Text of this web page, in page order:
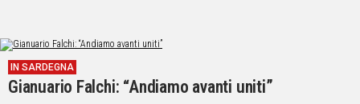
IN SARDEGNA
Gianuario Falchi: “Andiamo avanti uniti”